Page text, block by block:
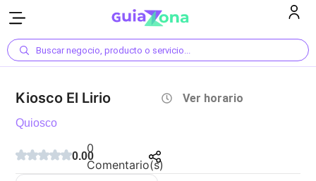
Buscar negocio, producto o servicio...
Kiosco El Lirio
Quiosco
0.00
0
Comentario(s)
Ver horario